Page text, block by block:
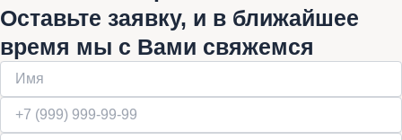
Оставьте заявку, и в ближайшее
время мы с Вами свяжемся